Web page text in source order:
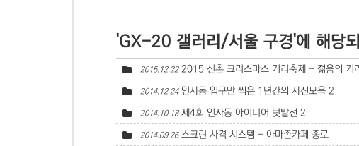
'GX-20 갤러리/서울 구경'에 해당
2015.12.22 2015 신촌 크리스마스 거리축제 - 젊음의 거
2014.12.24 인사동 입구만 찍은 1년간의 사진모음 2
2014.10.18 제4회 인사동 아이디어 텃밭전 2
2014.09.26 스크린 사격 시스템 - 아마존카페 종로